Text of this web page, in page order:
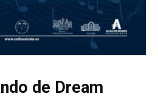
de Dream